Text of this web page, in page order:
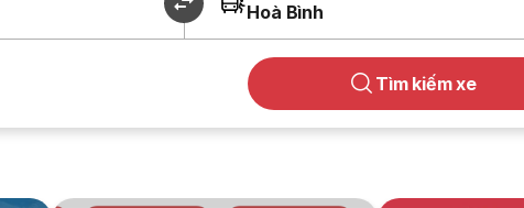
Hoà Bình
Tìm kiếm xe